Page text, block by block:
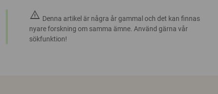
warning Denna artikel är några år gammal och det kan finnas
nyare forskning om samma ämne. Använd gärna vår
sökfunktion!